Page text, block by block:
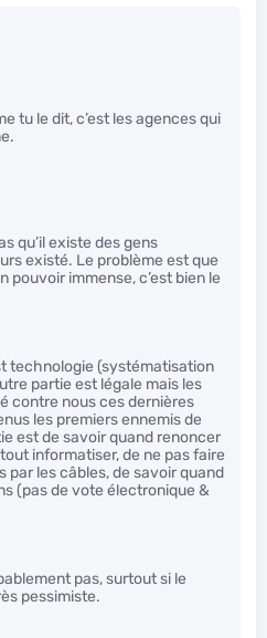
tu le dit, c’est les agences qui
qu’il existe des gens
existé. Le problème est que
pouvoir immense, c’est bien le
technologie (systématisation
partie est légale mais les
contre nous ces dernières
les premiers ennemis de
est de savoir quand renoncer
informatiser, de ne pas faire
par les câbles, de savoir quand
(pas de vote électronique &
pas, surtout si le
pessimiste.